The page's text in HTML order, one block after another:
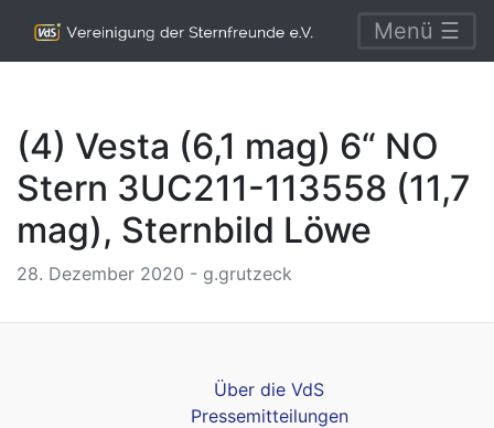
Menü ☰
(4) Vesta (6,1 mag) 6“ NO
Stern 3UC211-113558 (11,7
mag), Sternbild Löwe
28. Dezember 2020 - g.grutzeck
Über die VdS
Pressemitteilungen